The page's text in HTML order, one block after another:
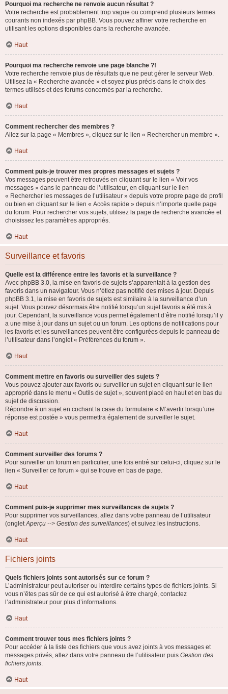
Pourquoi ma recherche ne renvoie aucun résultat ?
Votre recherche est probablement trop vague ou comprend plusieurs termes
courants non indexés par phpBB. Vous pouvez affiner votre recherche en
utilisant les options disponibles dans la recherche avancée.
Haut
Pourquoi ma recherche renvoie une page blanche ?!
Votre recherche renvoie plus de résultats que ne peut gérer le serveur Web.
Utilisez la « Recherche avancée » et soyez plus précis dans le choix des
termes utilisés et des forums concernés par la recherche.
Haut
Comment rechercher des membres ?
Allez sur la page « Membres », cliquez sur le lien « Rechercher un membre ».
Haut
Comment puis-je trouver mes propres messages et sujets ?
Vos messages peuvent être retrouvés en cliquant sur le lien « Voir vos
messages » dans le panneau de l’utilisateur, en cliquant sur le lien
« Rechercher les messages de l’utilisateur » depuis votre propre page de profil
ou bien en cliquant sur le lien « Accès rapide » depuis n’importe quelle page
du forum. Pour rechercher vos sujets, utilisez la page de recherche avancée et
choisissez les paramètres appropriés.
Haut
Surveillance et favoris
Quelle est la différence entre les favoris et la surveillance ?
Avec phpBB 3.0, la mise en favoris de sujets s’apparentait à la gestion des
favoris dans un navigateur. Vous n’étiez pas notifié des mises à jour. Depuis
phpBB 3.1, la mise en favoris de sujets est similaire à la surveillance d’un
sujet. Vous pouvez désormais être notifié lorsqu’un sujet favoris a été mis à
jour. Cependant, la surveillance vous permet également d’être notifié lorsqu’il y
a une mise à jour dans un sujet ou un forum. Les options de notifications pour
les favoris et les surveillances peuvent être configurées depuis le panneau de
l’utilisateur dans l’onglet « Préférences du forum ».
Haut
Comment mettre en favoris ou surveiller des sujets ?
Vous pouvez ajouter aux favoris ou surveiller un sujet en cliquant sur le lien
approprié dans le menu « Outils de sujet », souvent placé en haut et en bas du
sujet de discussion.
Répondre à un sujet en cochant la case du formulaire « M’avertir lorsqu’une
réponse est postée » vous permettra également de surveiller le sujet.
Haut
Comment surveiller des forums ?
Pour surveiller un forum en particulier, une fois entré sur celui-ci, cliquez sur le
lien « Surveiller ce forum » qui se trouve en bas de page.
Haut
Comment puis-je supprimer mes surveillances de sujets ?
Pour supprimer vos surveillances, allez dans votre panneau de l’utilisateur
(ongletAperçu --> Gestion des surveillances) et suivez les instructions.
Haut
Fichiers joints
Quels fichiers joints sont autorisés sur ce forum ?
L’administrateur peut autoriser ou interdire certains types de fichiers joints. Si
vous n’êtes pas sûr de ce qui est autorisé à être chargé, contactez
l’administrateur pour plus d’informations.
Haut
Comment trouver tous mes fichiers joints ?
Pour accéder à la liste des fichiers que vous avez joints à vos messages et
messages privés, allez dans votre panneau de l’utilisateur puis Gestion des
fichiers joints.
Haut